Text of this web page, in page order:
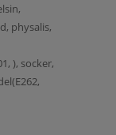
physalis,
), socker,